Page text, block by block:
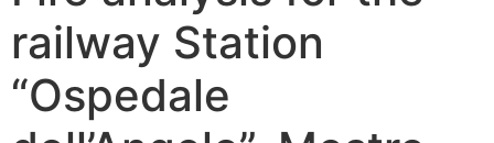
railway Station
“Ospedale